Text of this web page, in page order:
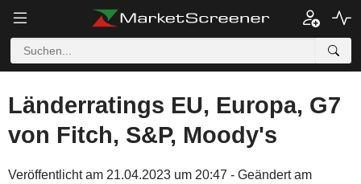
Länderratings EU, Europa, G7
von Fitch, S&P, Moody's
Veröffentlicht am 21.04.2023 um 20:47 - Geändert am